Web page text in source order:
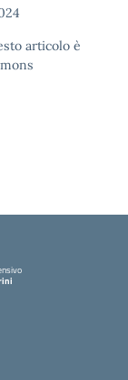
articolo è